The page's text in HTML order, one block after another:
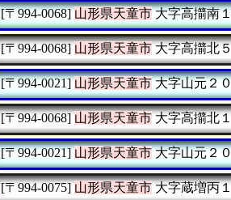
[〒994-0068] 山形県天童市大字高擶南
[〒994-0068] 山形県天童市大字高擶北
[〒994-0021] 山形県天童市大字山元２
[〒994-0068] 山形県天童市大字高擶北
[〒994-0021] 山形県天童市大字山元２
[〒994-0075] 山形県天童市大字蔵増丙